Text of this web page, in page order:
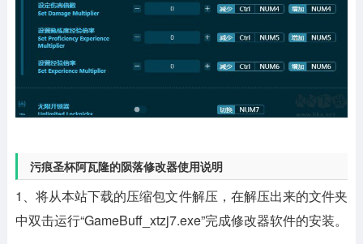
污痕圣杯阿瓦隆的陨落修改器使用说明
1、将从本站下载的压缩包文件解压，在解压出来的文件夹
中双击运行“GameBuff_xtzj7.exe”完成修改器软件的安装。